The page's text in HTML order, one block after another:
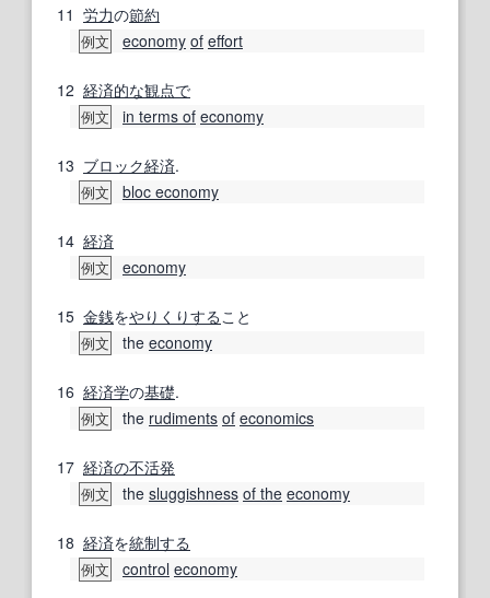
11 労力の節約
例文 economy of effort
12 経済的な観点で
例文 in terms of economy
13 ブロック経済.
例文 bloc economy
14 経済
例文 economy
15 金銭をやりくりする こと
例文 the economy
16 経済学の基礎.
例文 the rudiments of economics
17 経済の不活発
例文 the sluggishness of the economy
18 経済を統制する
例文 control economy